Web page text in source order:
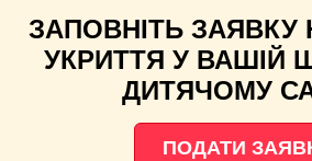
ЗАПОВНІТЬ
УКРИТТЯ У ВАШІЙ
ДИТЯЧОМУ
ПОДАТИ